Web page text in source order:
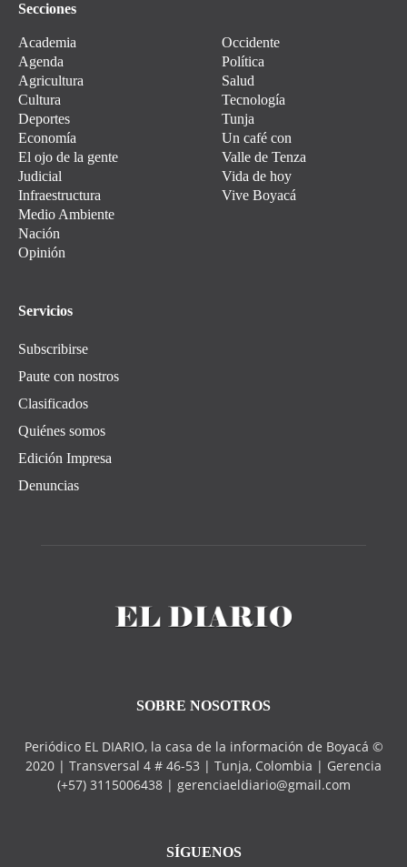
Secciones
Academia
Agenda
Agricultura
Cultura
Deportes
Economía
El ojo de la gente
Judicial
Infraestructura
Medio Ambiente
Nación
Opinión
Occidente
Política
Salud
Tecnología
Tunja
Un café con
Valle de Tenza
Vida de hoy
Vive Boyacá
Servicios
Subscribirse
Paute con nostros
Clasificados
Quiénes somos
Edición Impresa
Denuncias
SOBRE NOSOTROS
Periódico EL DIARIO, la casa de la información de Boyacá ©
2020 | Transversal 4 # 46-53 | Tunja, Colombia | Gerencia
(+57) 3115006438 | gerenciaeldiario@gmail.com
SÍGUENOS